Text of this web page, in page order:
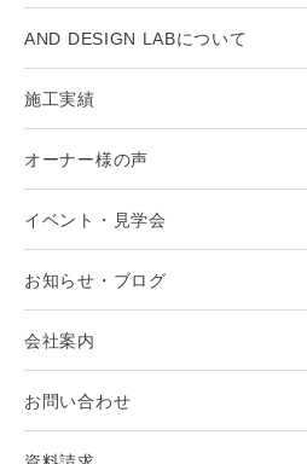
AND DESIGN LABについて
施工実績
オーナー様の声
イベント・見学会
お知らせ・ブログ
会社案内
お問い合わせ